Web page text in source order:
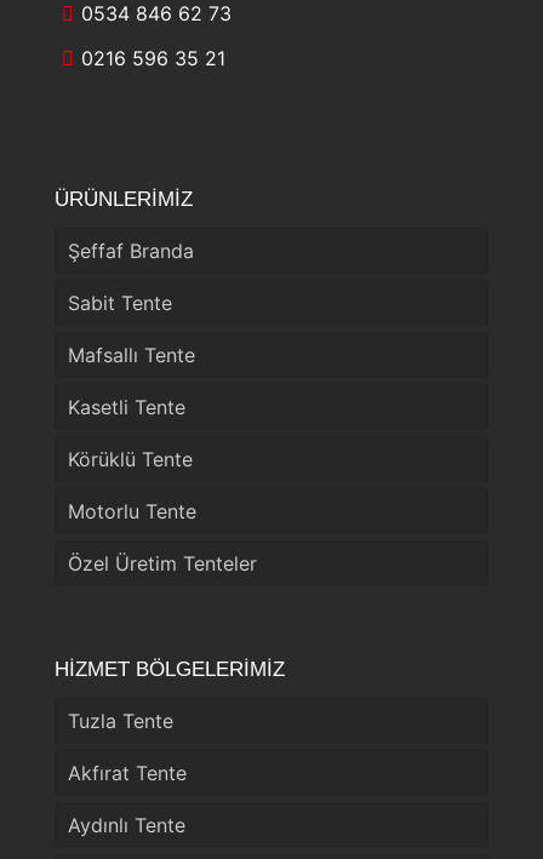
0534 846 62 73
0216 596 35 21
ÜRÜNLERİMİZ
Şeffaf Branda
Sabit Tente
Mafsallı Tente
Kasetli Tente
Körüklü Tente
Motorlu Tente
Özel Üretim Tenteler
HİZMET BÖLGELERİMİZ
Tuzla Tente
Akfırat Tente
Aydınlı Tente